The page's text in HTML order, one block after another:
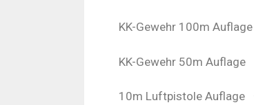
KK-Gewehr 100m Auflage
KK-Gewehr 50m Auflage
10m Luftpistole Auflage